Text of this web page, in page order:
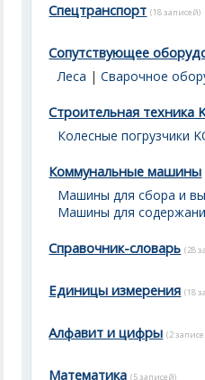
Спецтранспорт (18 записей)
Сопутствующее
Леса |Сварочное
Строительная техника
Колесные погрузчики
Коммунальные машины
Машины для сбора и
Машины для
Справочник-словарь (28
Единицы измерения (18
Алфавит и цифры (2
Математика (5 записей)